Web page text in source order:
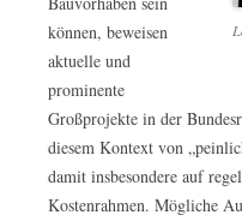
können, beweisen
aktuelle und
prominente
Großprojekte in der
diesem Kontext von
damit insbesondere auf
Kostenrahmen. Mögliche